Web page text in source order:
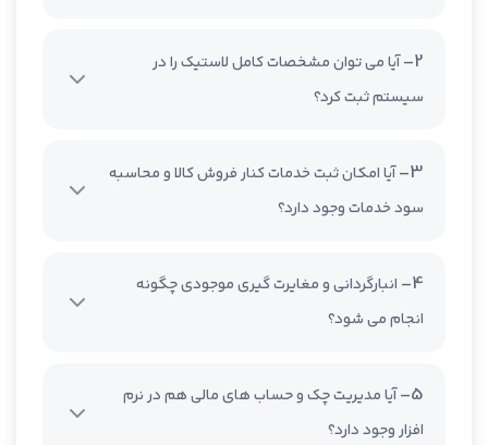
2-
آیا می توان مشخصات کامل لاستیک را در
سیستم ثبت کرد؟
3-
آیا امکان ثبت خدمات کنار فروش کالا و محاسبه
سود خدمات وجود دارد؟
4-
انبارگردانی و مغایرت گیری موجودی چگونه
انجام می شود؟
5-
آیا مدیریت چک و حساب های مالی هم در نرم
افزار وجود دارد؟